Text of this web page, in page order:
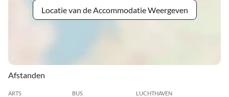
Locatie van de Accommodatie Weergeven
Afstanden
ARTS BUS LUCHTHAVEN